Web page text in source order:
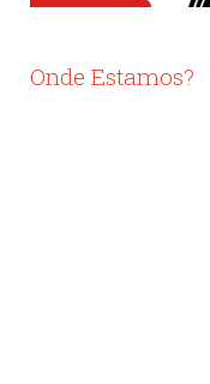
Onde Estamos?